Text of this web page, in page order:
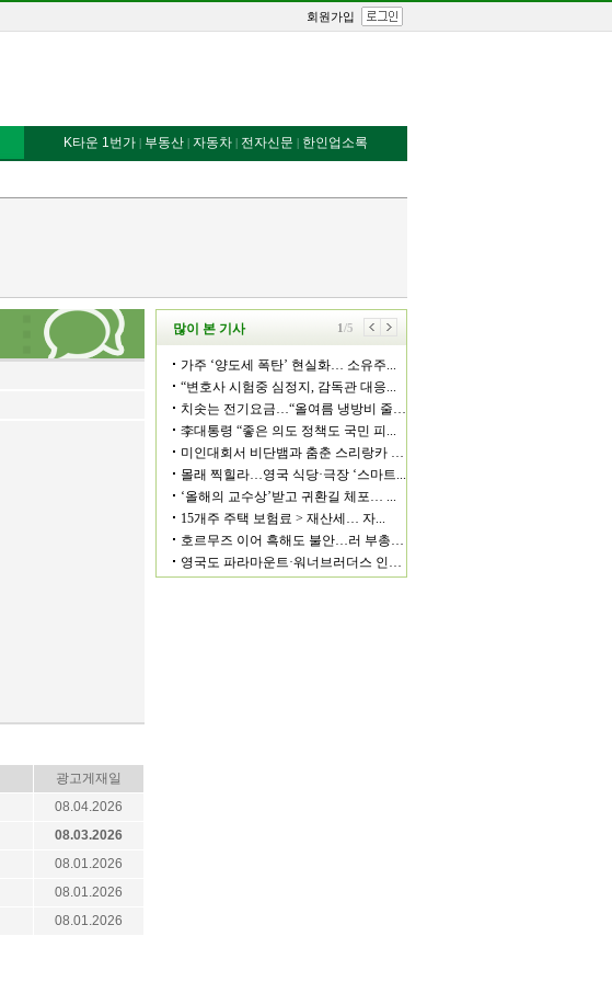
회원가입
K타운 1번가 | 부동산 | 자동차 | 전자신문 | 한인업소록
광고게재일
08.04.2026
08.03.2026
08.01.2026
08.01.2026
08.01.2026